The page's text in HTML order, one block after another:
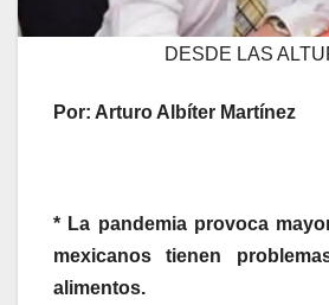
DESDE LAS
Por: Arturo Albíter Martínez
* La pandemia provoca
mexicanos tienen
alimentos.